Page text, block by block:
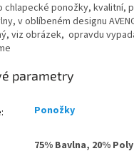
chlapecké ponožky, kvalitní,
v oblíbeném designu
viz obrázek, opravdu
parametry
: Ponožky
75% Bavlna, 20%